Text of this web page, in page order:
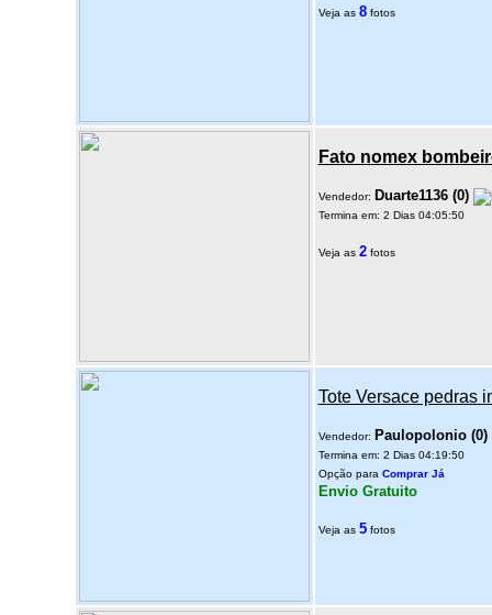
Veja as 8fotos
Fato nomex
Vendedor: Duarte1136(0)
Termina em: 2 Dias 04:05:50
Veja as 2fotos
Tote Versace pedras
Vendedor: Paulopolonio(0)
Termina em: 2 Dias 04:19:50
Opção para Comprar Já
Envio Gratuito
Veja as 5fotos